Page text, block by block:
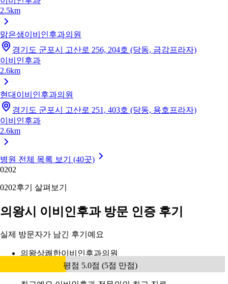
2.5km
맑은샘이비인후과의원
경기도 군포시 고산로 256, 204호 (당동, 금강프라자)
이비인후과
2.6km
현대이비인후과의원
경기도 군포시 고산로 251, 403호 (당동, 용호프라자)
이비인후과
2.6km
병원 전체 목록 보기 (40곳)
0202
0202후기 살펴보기
의왕시 이비인후과 방문 인증 후기
실제 방문자가 남긴 후기예요
의왕상쾌한이비인후과의원
평점 5.0점 (5점 만점)